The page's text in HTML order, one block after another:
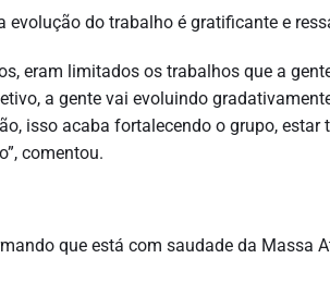
evolução do trabalho é gratificante e
eram limitados os trabalhos que a
a gente vai evoluindo
isso acaba fortalecendo o grupo,
comentou.
que está com saudade da Massa